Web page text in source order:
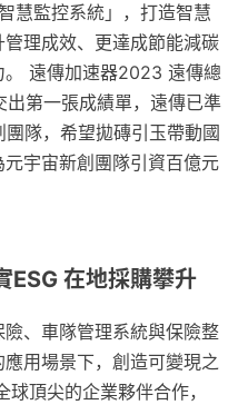
慧監控系統」，打造智慧
理成效、更達成節能減碳
。 遠傳加速器2023 遠傳總
第一張成績單，遠傳已準
隊，希望拋磚引玉帶動國
宇宙新創團隊引資百億元
ESG 在地採購攀升
、車隊管理系統與保險整
用場景下，創造可變現之
頂尖的企業夥伴合作，